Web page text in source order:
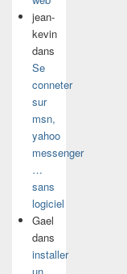
jean-
kevin
dans
Se
conneter
sur
msn,
yahoo
messenger
…
sans
logiciel
Gael
dans
installer